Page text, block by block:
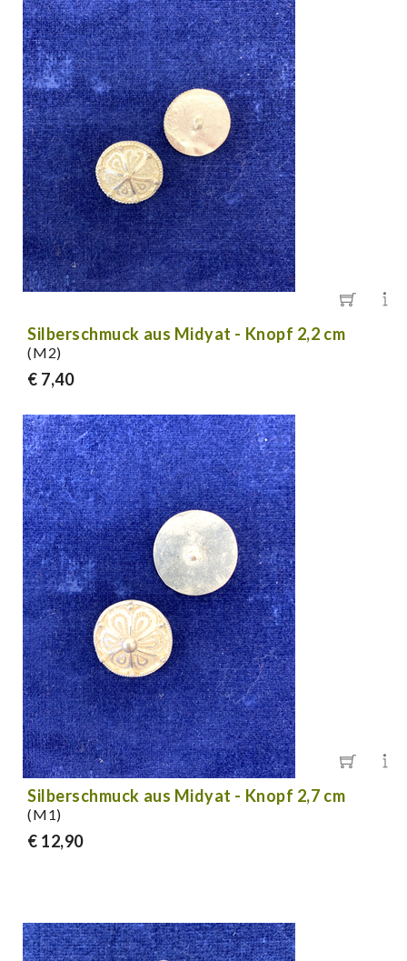
Silberschmuck aus Midyat - Knopf 2,2 cm
(M2)
€ 7,40
Silberschmuck aus Midyat - Knopf 2,7 cm
(M1)
€ 12,90